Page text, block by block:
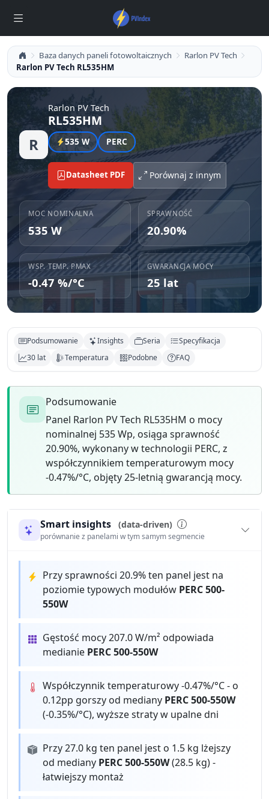
Baza danych paneli fotowoltaicznych
Rarlon PV Tech
Rarlon PV Tech RL535HM
R
Rarlon PV Tech
RL535HM
535 W PERC
Datasheet PDF Porównaj z innym
MOC NOMINALNA
535 W
SPRAWNOŚĆ
20.90%
WSP. TEMP. PMAX
-0.47 %/°C
GWARANCJA MOCY
25 lat
Podsumowanie Insights Seria
Specyfikacja
30 lat
Temperatura Podobne FAQ
Podsumowanie
Panel Rarlon PV Tech RL535HM o mocy
nominalnej 535 Wp, osiąga sprawność
20.90%, wykonany w technologii PERC, z
współczynnikiem temperaturowym mocy
-0.47%/°C, objęty 25-letnią gwarancją mocy.
Smart insights (data-driven)
porównanie z panelami w tym samym segmencie
Przy sprawności 20.9% ten panel jest na
poziomie typowych modułów PERC 500-
550W
Gęstość mocy 207.0 W/m² odpowiada
medianie PERC 500-550W
Współczynnik temperaturowy -0.47%/°C - o
0.12pp gorszy od mediany PERC 500-550W
(-0.35%/°C), wyższe straty w upalne dni
Przy 27.0 kg ten panel jest o 1.5 kg lżejszy
od mediany PERC 500-550W(28.5 kg) -
łatwiejszy montaż